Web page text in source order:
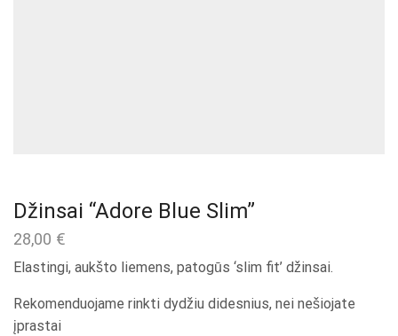
Džinsai “Adore Blue Slim”
28,00 €
Elastingi, aukšto liemens, patogūs ‘slim fit’ džinsai.
Rekomenduojame rinkti dydžiu didesnius, nei nešiojate
įprastai